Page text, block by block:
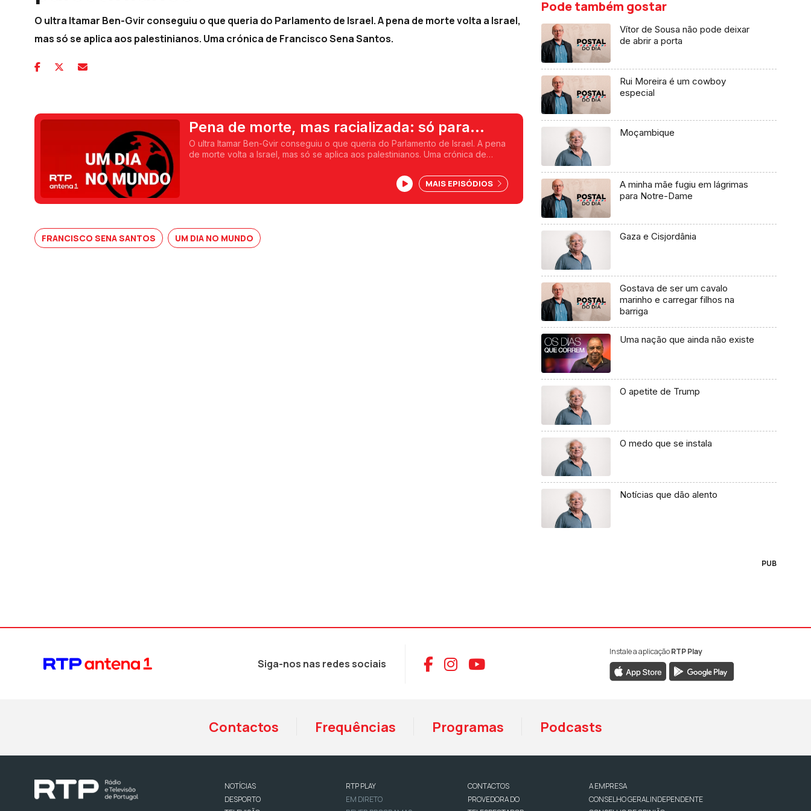
O ultra Itamar Ben-Gvir conseguiu o que queria do Parlamento de Israel. A pena de morte volta a Israel,
mas só se aplica aos palestinianos. Uma crónica de Francisco Sena Santos.
Pena de morte, mas racializada: só para
palestinianos
O ultra Itamar Ben-Gvir conseguiu o que queria do Parlamento de Israel. A pena
de morte volta a Israel, mas só se aplica aos palestinianos. Uma crónica de
MAIS EPISÓDIOS
FRANCISCO SENA SANTOS UM DIA NO MUNDO
Pode também gostar
Vítor de Sousa não pode deixar
de abrir a porta
Rui Moreira é um cowboy
especial
Moçambique
A minha mãe fugiu em lágrimas
para Notre-Dame
Gaza e Cisjordânia
Gostava de ser um cavalo
marinho e carregar filhos na
barriga
Uma nação que ainda não existe
O apetite de Trump
O medo que se instala
Notícias que dão alento
PUB
Siga-nos nas redes sociais Aceder ao Facebook da RTP Antena 1
Aceder ao Instagram da RTP Antena 1
Aceder ao YouTube da RTP Antena 1
Instale a aplicaçãoRTP Play
Contactos Frequências Programas Podcasts
NOTÍCIAS
DESPORTO
RTP PLAY
EM DIRETO
CONTACTOS
PROVEDORA DO
A EMPRESA
CONSELHO GERAL INDEPENDENTE